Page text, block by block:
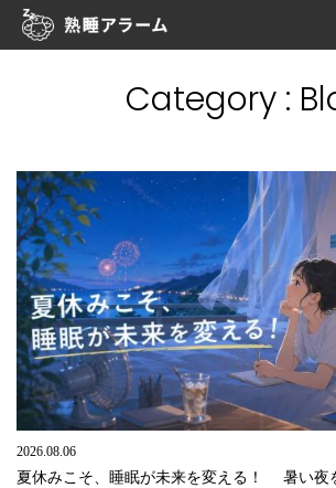
Category :
2026.08.06
夏休みこそ、睡眠が未来を変える！ 暑い夜